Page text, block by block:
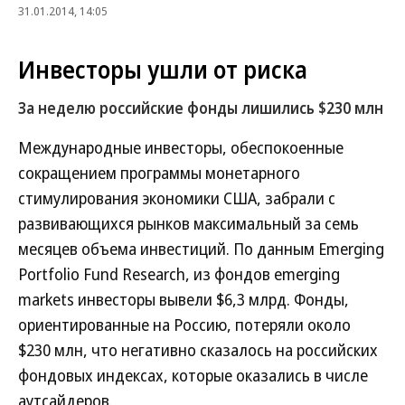
31.01.2014, 14:05
Инвесторы ушли от риска
За неделю российские фонды лишились $230 млн
Международные инвесторы, обеспокоенные
сокращением программы монетарного
стимулирования экономики США, забрали с
развивающихся рынков максимальный за семь
месяцев объема инвестиций. По данным Emerging
Portfolio Fund Research, из фондов emerging
markets инвесторы вывели $6,3 млрд. Фонды,
ориентированные на Россию, потеряли около
$230 млн, что негативно сказалось на российских
фондовых индексах, которые оказались в числе
аутсайдеров.